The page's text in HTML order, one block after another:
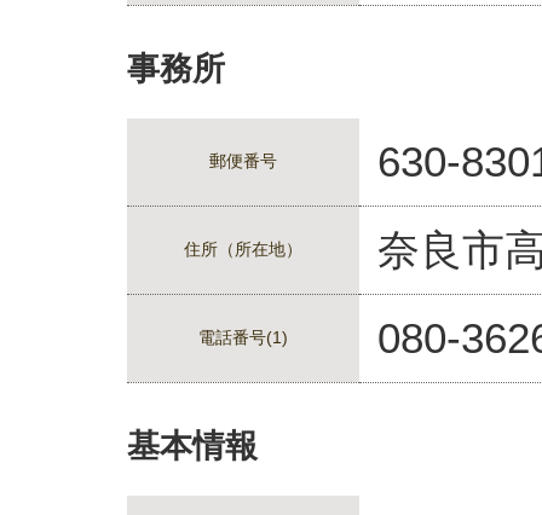
事務所
郵便番号 630-
住所（所在地） 奈良市
電話番号(1) 080-
基本情報